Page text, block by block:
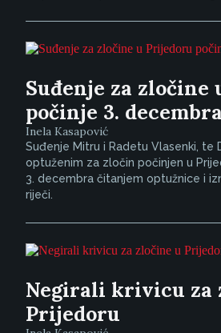
Suđenje za zločine
počinje 3. decembra
Inela Kasapović
Suđenje Mitru i Radetu Vlasenki, te
optuženim za zločin počinjen u
3. decembra čitanjem optužnice i
riječi.
Negirali krivicu za
Prijedoru